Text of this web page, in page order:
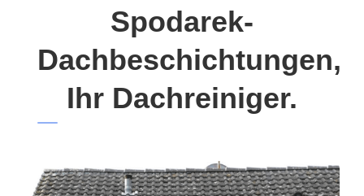
Spodarek-
Dachbeschichtungen,
Ihr Dachreiniger.